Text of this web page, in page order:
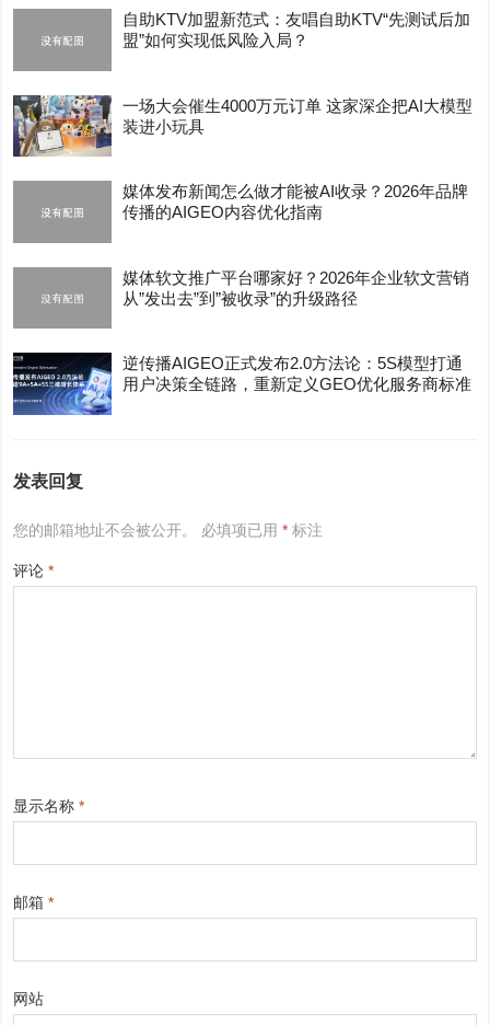
自助KTV加盟新范式：友唱自助KTV“先测试后加
盟”如何实现低风险入局？
一场大会催生4000万元订单 这家深企把AI大模型
装进小玩具
媒体发布新闻怎么做才能被AI收录？2026年品牌
传播的AIGEO内容优化指南
媒体软文推广平台哪家好？2026年企业软文营销
从”发出去”到”被收录”的升级路径
逆传播AIGEO正式发布2.0方法论：5S模型打通
用户决策全链路，重新定义GEO优化服务商标准
发表回复
您的邮箱地址不会被公开。 必填项已用* 标注
评论*
显示名称*
邮箱*
网站